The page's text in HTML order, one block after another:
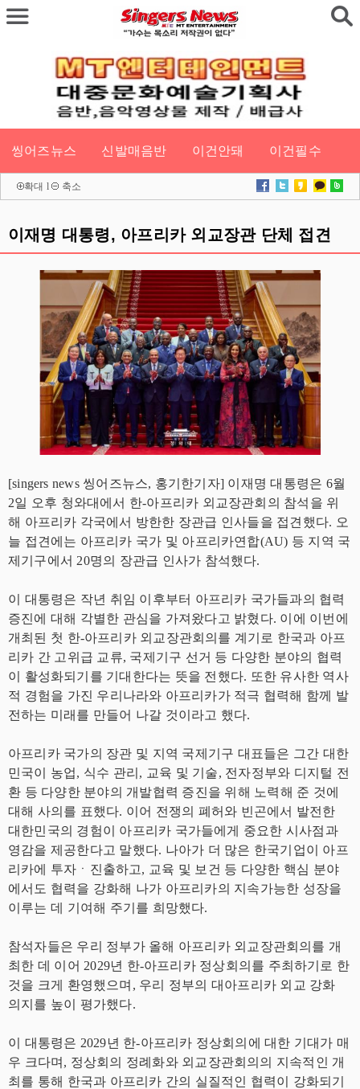
씽어즈뉴스 신발매음반 이건안돼 이건필수
확대 l 축소
이재명 대통령, 아프리카 외교장관 단체 접견
[singers news 씽어즈뉴스, 홍기한기자] 이재명 대통령은 6월
2일 오후 청와대에서 한-아프리카 외교장관회의 참석을 위
해 아프리카 각국에서 방한한 장관급 인사들을 접견했다. 오
늘 접견에는 아프리카 국가 및 아프리카연합(AU) 등 지역 국
제기구에서 20명의 장관급 인사가 참석했다.
이 대통령은 작년 취임 이후부터 아프리카 국가들과의 협력
증진에 대해 각별한 관심을 가져왔다고 밝혔다. 이에 이번에
개최된 첫 한-아프리카 외교장관회의를 계기로 한국과 아프
리카 간 고위급 교류, 국제기구 선거 등 다양한 분야의 협력
이 활성화되기를 기대한다는 뜻을 전했다. 또한 유사한 역사
적 경험을 가진 우리나라와 아프리카가 적극 협력해 함께 발
전하는 미래를 만들어 나갈 것이라고 했다.
아프리카 국가의 장관 및 지역 국제기구 대표들은 그간 대한
민국이 농업, 식수 관리, 교육 및 기술, 전자정부와 디지털 전
환 등 다양한 분야의 개발협력 증진을 위해 노력해 준 것에
대해 사의를 표했다. 이어 전쟁의 폐허와 빈곤에서 발전한
대한민국의 경험이 아프리카 국가들에게 중요한 시사점과
영감을 제공한다고 말했다. 나아가 더 많은 한국기업이 아프
리카에 투자ㆍ진출하고, 교육 및 보건 등 다양한 핵심 분야
에서도 협력을 강화해 나가 아프리카의 지속가능한 성장을
이루는 데 기여해 주기를 희망했다.
참석자들은 우리 정부가 올해 아프리카 외교장관회의를 개
최한 데 이어 2029년 한-아프리카 정상회의를 주최하기로 한
것을 크게 환영했으며, 우리 정부의 대아프리카 외교 강화
의지를 높이 평가했다.
이 대통령은 2029년 한-아프리카 정상회의에 대한 기대가 매
우 크다며, 정상회의 정례화와 외교장관회의의 지속적인 개
최를 통해 한국과 아프리카 간의 실질적인 협력이 강화되기